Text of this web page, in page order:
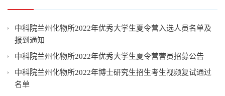
中科院兰州化物所2022年优秀大学生夏令营入选人员名单及
报到通知
中科院兰州化物所2022年优秀大学生夏令营营员招募公告
中科院兰州化物所2022年博士研究生招生考生视频复试通过
名单